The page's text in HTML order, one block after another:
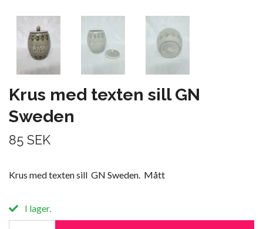
Krus med texten sill GN
Sweden
85 SEK
Krus med texten sill GN Sweden. Mått
I lager.